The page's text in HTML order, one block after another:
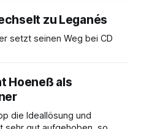
zu Leganés
setzt seinen Weg bei CD
Hoeneß als
die Ideallösung und